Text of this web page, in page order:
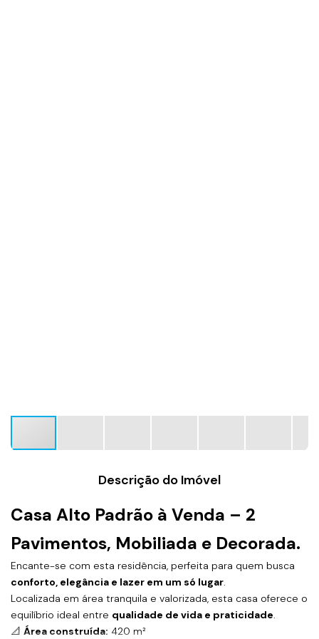
Descrição do Imóvel
Casa Alto Padrão à Venda – 2
Pavimentos, Mobiliada e Decorada.
Encante-se com esta residência, perfeita para quem busca
conforto, elegância e lazer em um só lugar.
Localizada em área tranquila e valorizada, esta casa oferece o
equilíbrio ideal entre qualidade de vida e praticidade.
📐 Área construída: 420 m²